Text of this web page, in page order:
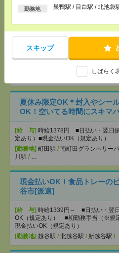
以上
勤務地 巣鴨駅 / 目白駅 / 北池袋
スキップ
しばらく
いも仕事の1つ[派遣]
[給 与]無資格未経験：時給1500円
OK ■扶養内OK ■日収1万2000円以上
交通費全額支給
目白駅 北池袋駅
夏休み限定OK＊封入やシー
OK！空いてる時間にスキマ
[給 与] 時給1378円 ■日払い・翌日
定あり）■現金払いOK（規定あり）
[勤務地] 町田駅 / 南町田グランベリー
川駅 / …
現金払いOK！食品トレーの
谷市[派遣]
[給 与] 時給1339円～ ■日払い・翌
OK（規定あり） ■初勤務手当（※規
現金払いOK（規定あり）
[勤務地] 越谷駅 / 北越谷駅 / 新越谷駅 /